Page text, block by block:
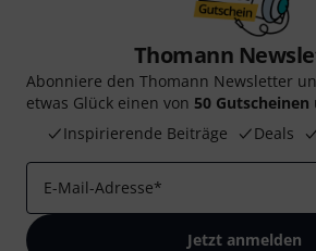
Thomann
Abonniere den Thomann Newsletter
etwas Glück einen von 50 Gutscheinen
Inspirierende Beiträge
Deals
E-Mail-Adresse*
Jetzt anmelden